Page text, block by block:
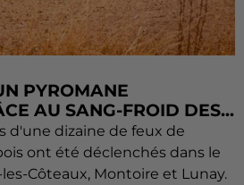
PYROMANE
AU SANG-FROID DES...
d'une dizaine de feux de
ont été déclenchés dans le
Côteaux, Montoire et Lunay.